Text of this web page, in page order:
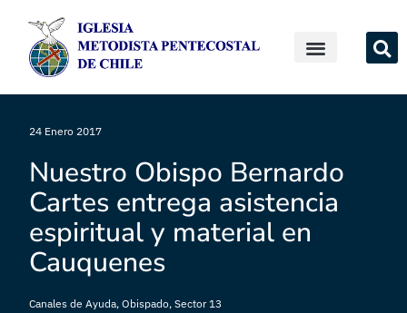
24 Enero 2017
Nuestro Obispo Bernardo
Cartes entrega asistencia
espiritual y material en
Cauquenes
Canales de Ayuda, Obispado, Sector 13